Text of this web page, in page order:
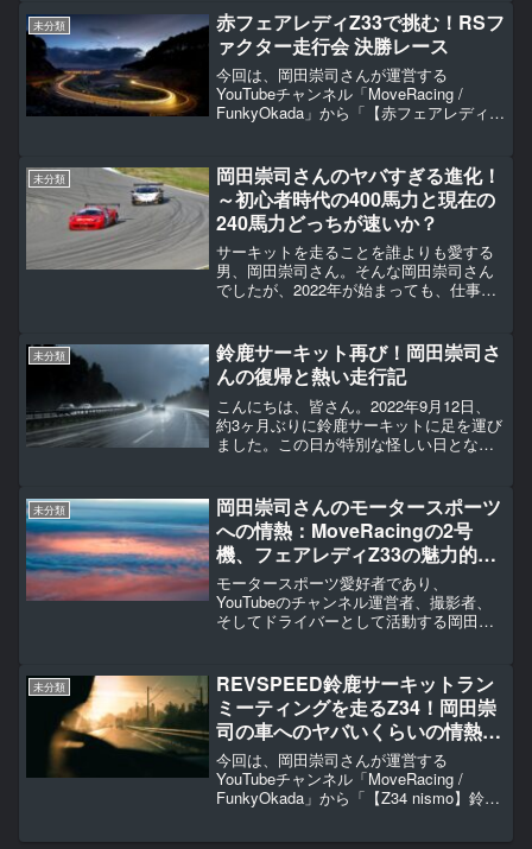
会」をご紹介してい...
未分類
赤フェアレディZ33で挑む！RSフ
ァクター走行会 決勝レース
今回は、岡田崇司さんが運営する
YouTubeチャンネル「MoveRacing /
FunkyOkada」から「【赤フェアレディ
ていきます。今回の動画は...
未分類
岡田崇司さんのヤバすぎる進化！
～初心者時代の400馬力と現在の
240馬力どっちが速いか？
サーキットを走ることを誰よりも愛する
男、岡田崇司さん。そんな岡田崇司さん
でしたが、2022年が始まっても、仕事が
にうずうずしてしまった岡田崇司さん
は、一つの解消方法を思...
未分類
鈴鹿サーキット再び！岡田崇司さ
んの復帰と熱い走行記
こんにちは、皆さん。2022年9月12日、
約3ヶ月ぶりに鈴鹿サーキットに足を運び
ました。この日が特別な怪しい日となっ
復帰が待ち遠しい瞬間でした。さて、約7
ヶ月ぶりの鈴鹿...
未分類
岡田崇司さんのモータースポーツ
への情熱：MoveRacingの2号
機、フェアレディZ33の魅力的な
旅
モータースポーツ愛好者であり、
YouTubeのチャンネル運営者、撮影者、
そしてドライバーとして活動する岡田崇
なります。この記事では、岡田崇司さん
が所有するMoveR...
未分類
REVSPEED鈴鹿サーキットラン
ミーティングを走るZ34！岡田崇
司の車へのヤバいくらいの情熱を
垣間見る
今回は、岡田崇司さんが運営する
YouTubeチャンネル「MoveRacing /
FunkyOkada」から「【Z34 nismo】鈴鹿